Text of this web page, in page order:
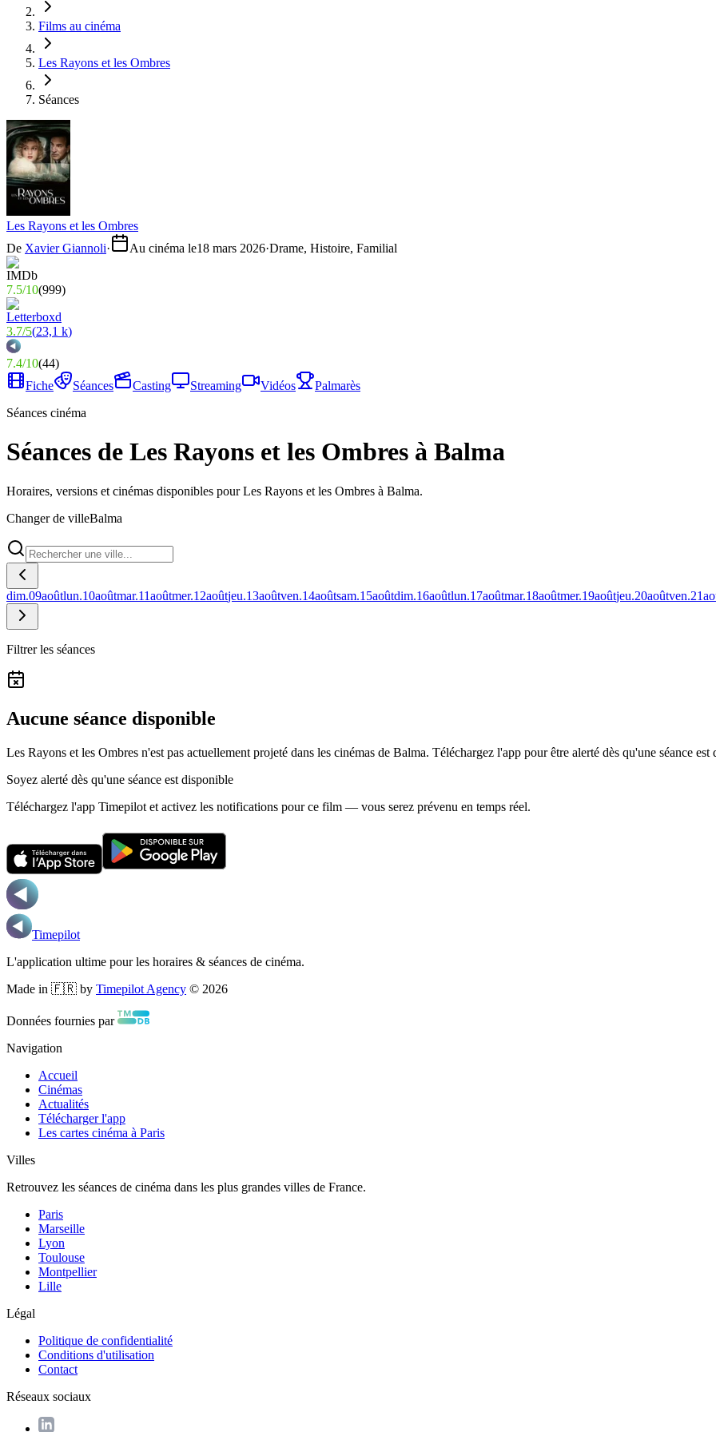
Films au cinéma
Les Rayons et les Ombres
Séances
Les Rayons et les Ombres
De Xavier Giannoli· Au cinéma le18 mars 2026·Drame, Histoire, Familial
7.5/10(999)
3.7/5(23,1 k)
7.4/10(44)
Fiche
Séances Casting Streaming Vidéos
Palmarès
Séances cinéma
Séances de Les Rayons et les Ombres à Balma
Horaires, versions et cinémas disponibles pour Les Rayons et les Ombres à Balma.
Changer de villeBalma
dim.09aoûtlun.10aoûtmar.11aoûtmer.12aoûtjeu.13aoûtven.14aoûtsam.15aoûtdim.16aoûtlun.17aoûtmar.18aoûtmer.19aoûtjeu.20aoûtven.21
Filtrer les séances
Aucune séance disponible
Les Rayons et les Ombres n'est pas actuellement projeté dans les cinémas de Balma. Téléchargez l'app pour être alerté dès qu'une séance est
Soyez alerté dès qu'une séance est disponible
Téléchargez l'app Timepilot et activez les notifications pour ce film — vous serez prévenu en temps réel.
Timepilot
L'application ultime pour les horaires & séances de cinéma.
Made in 🇫🇷 by Timepilot Agency © 2026
Données fournies par
Navigation
Accueil
Cinémas
Actualités
Télécharger l'app
Les cartes cinéma à Paris
Villes
Retrouvez les séances de cinéma dans les plus grandes villes de France.
Paris
Marseille
Lyon
Toulouse
Montpellier
Lille
Légal
Politique de confidentialité
Conditions d'utilisation
Contact
Réseaux sociaux